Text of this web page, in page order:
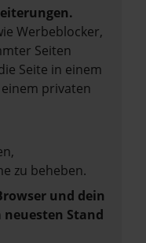
Werbeblocker,
Seiten
Seite in einem
privaten
zu beheben.
und dein
Stand